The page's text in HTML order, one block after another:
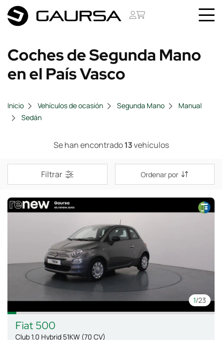
Coches de Segunda Mano
en el País Vasco
Inicio Vehículos de ocasión Segunda Mano
Manual
Sedán
Se han encontrado13vehículos
Filtrar Ordenar por
1/23
Fiat 500
Club 1.0 Hybrid 51KW (70 CV)